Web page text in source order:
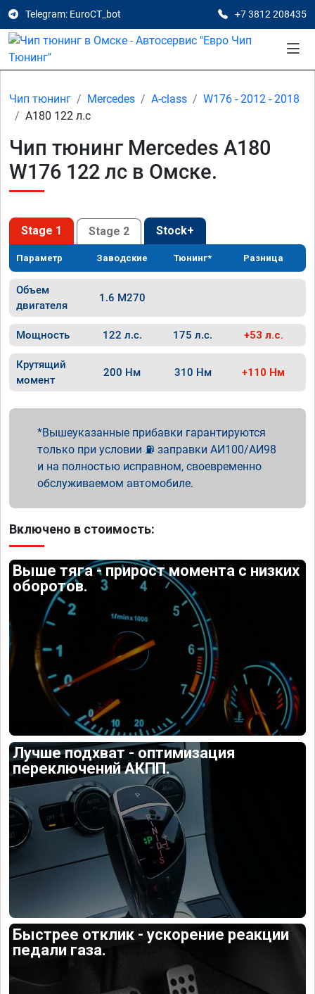
Telegram: EuroCT_bot +7 3812 208435
Чип тюнинг Mercedes A-class
W176 - 2012 - 2018
A180 122 л.с
Чип тюнинг Mercedes A180
W176 122 лс в Омске.
Stage 1 Stage 2 Stock+
Параметр Заводские Тюнинг* Разница
Объем
двигателя
1.6 M270
Мощность 122 л.с. 175 л.с. +53 л.с.
Крутящий
момент
200 Нм 310 Нм +110 Нм
Вышеуказанные прибавки гарантируются
только при условии ⛽ заправки АИ100/АИ98
и на полностью исправном, своевременно
обслуживаемом автомобиле.
Включено в стоимость:
Выше тяга - прирост момента с низких
оборотов.
Лучше подхват - оптимизация
переключений АКПП.
Быстрее отклик - ускорение реакции
педали газа.